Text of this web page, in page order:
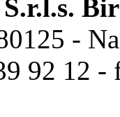
S.r.l.s.
-
92 12 -